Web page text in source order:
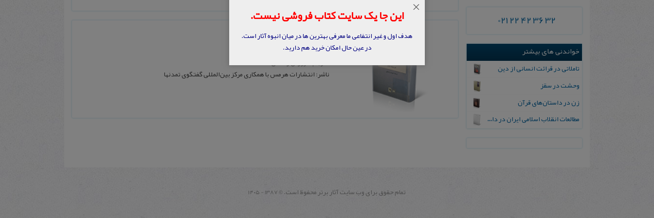
اسلام و حکمت خالده
نویسنده: فریتیوف شوان
مترجم: فروزان راسخی
ناشر: انتشارات هرمس با همکاری مرکز بین‌المللی گفتگوی تمدنها
021 22 42 36 32
خواندنی های بیشتر
تاملاتی در قرائت انسانی از دین
وحشت‌ در سقز
زن در داستان‌های قرآن
مطالعات انقلاب اسلامی ایران در دایره المعارف های جهان
این جا یک سایت کتاب فروشی نیست.
هدف اول و غیر انتفاعی ما معرفی بهترین ها در میان انبوه آثار است.
در عین حال امکان خرید هم دارید.
×
تمام حقوق برای وب سايت آثار برتر محفوظ است. ©